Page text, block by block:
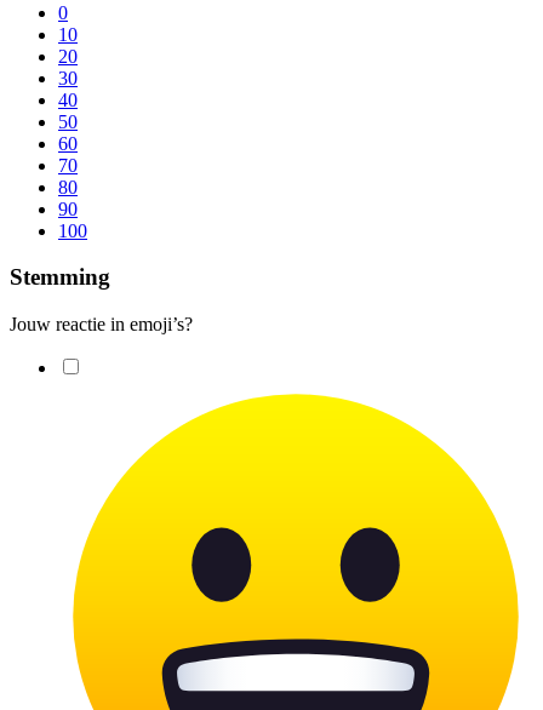
0
10
20
30
40
50
60
70
80
90
100
Stemming
Jouw reactie in emoji’s?